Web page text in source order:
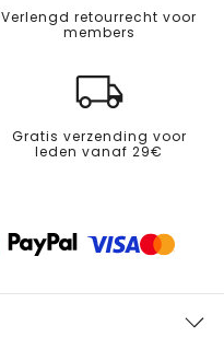
Verlengd retourrecht voor
members
Gratis verzending voor
leden vanaf 29€